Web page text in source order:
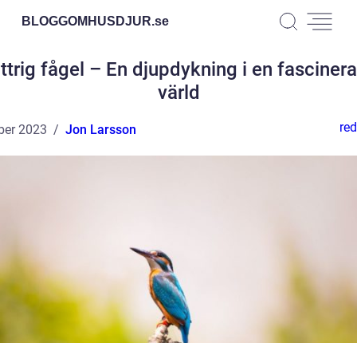
BLOGGOMHUSDJUR.se
fågel – En djupdykning i en
värld
2023 Jon Larsson